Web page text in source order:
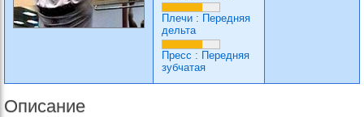
Плечи : Передняя
дельта
Пресс : Передняя
зубчатая
Описание